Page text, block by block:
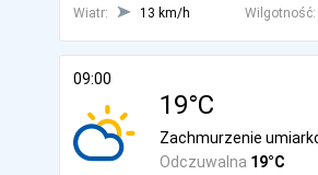
Wiatr:
13 km/h Wilgotność:
09:00
19°C
Odczuwalna 19°C
Zachmurzenie